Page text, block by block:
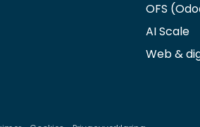
OFS
AI Scale
Web &